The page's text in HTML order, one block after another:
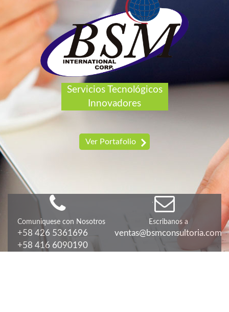
Servicios Tecnológicos
Innovadores
Ver Portafolio
Comuniquese con Nosotros
+58 426 5361696
+58 416 6090190
Escribanos a
ventas@bsmconsultoria.com